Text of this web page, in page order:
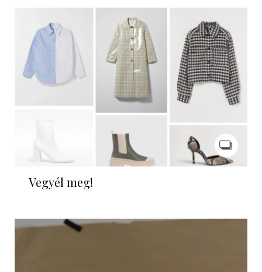
Vegyél meg!